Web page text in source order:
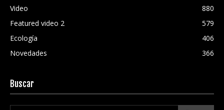
Video
880
Featured video 2
579
Ecología
406
Novedades
366
Buscar